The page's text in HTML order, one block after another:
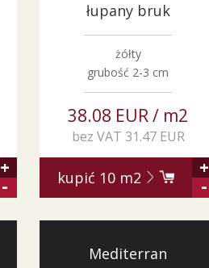
+
-
łupany bruk
żółty
grubość 2-3 cm
38.08 EUR / m2
bez VAT 31.47 EUR
kupić 10m2
+
-
Mediterran